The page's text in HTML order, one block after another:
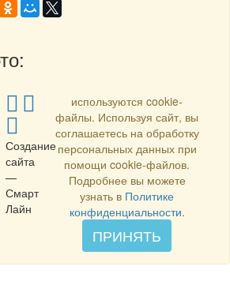
Создание
сайта
—
Смарт
Лайн
используются cookie-
файлы. Используя сайт, вы
соглашаетесь на обработку
персональных данных при
помощи cookie-файлов.
Подробнее вы можете
узнать в Политике
конфиденциальности.
ПРИНЯТЬ